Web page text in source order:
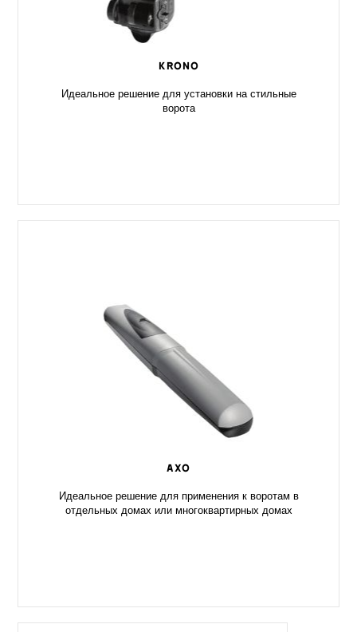
KRONO
Идеальное решение для установки на стильные
ворота
AXO
Идеальное решение для применения к воротам в
отдельных домах или многоквартирных домах